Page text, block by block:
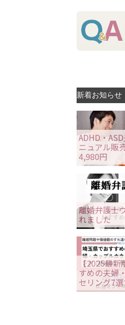
新着お知らせ
ADHD・
ニュアル販
4,980円
離婚弁護士
れました
【2025最
すめの夫婦
セリング7